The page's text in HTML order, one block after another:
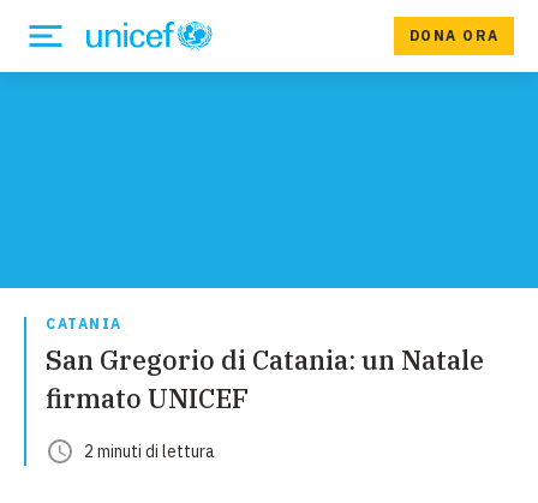
DONA ORA
CATANIA
San Gregorio di Catania: un Natale
firmato UNICEF
2 minuti di lettura